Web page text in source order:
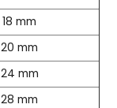
18 mm
20 mm
24 mm
28 mm